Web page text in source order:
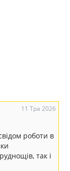
11 Тра 2026
роботи в
так і